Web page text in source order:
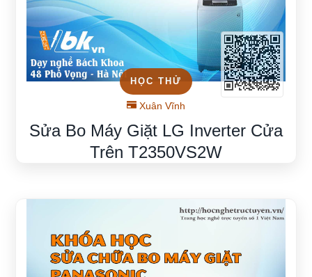
HỌC THỬ
Xuân Vĩnh
Sửa Bo Máy Giặt LG Inverter Cửa
Trên T2350VS2W